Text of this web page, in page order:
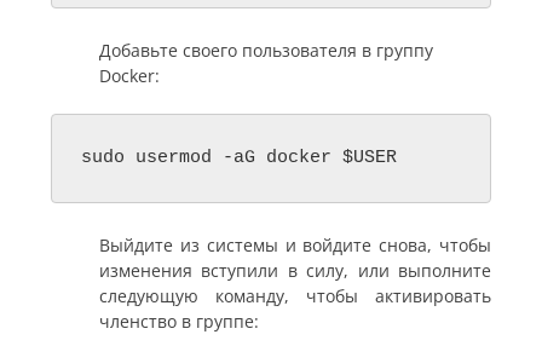
Добавьте своего пользователя в группу
Docker:
sudo usermod -aG docker $USER
Выйдите из системы и войдите снова, чтобы
изменения вступили в силу, или выполните
следующую команду, чтобы активировать
членство в группе: